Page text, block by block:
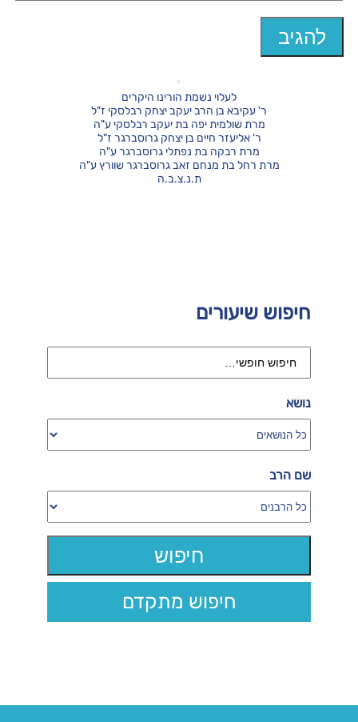
חיפוש שיעורים
נושא
שם הרב
חיפוש מתקדם
לעלוי נשמת הורינו היקרים
ר' עקיבא בן הרב יעקב יצחק רבלסקי ז"ל
מרת שולמית יפה בת יעקב רבלסקי ע"ה
ר' אליעזר חיים בן יצחק גרוסברגר ז"ל
מרת רבקה בת נפתלי גרוסברגר ע"ה
מרת רחל בת מנחם זאב גרוסברגר שוורץ ע"ה
ת.נ.צ.ב.ה